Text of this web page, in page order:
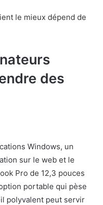
le mieux dépend de
des
Windows, un
sur le web et le
Pro de 12,3 pouces
portable qui pèse
polyvalent peut servir